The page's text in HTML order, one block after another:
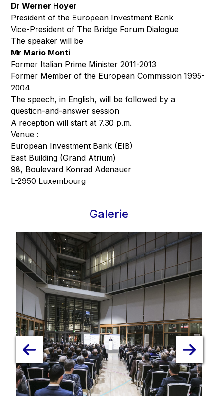
Dr Werner Hoyer
President of the European Investment Bank
Vice-President of The Bridge Forum Dialogue
The speaker will be
Mr Mario Monti
Former Italian Prime Minister 2011-2013
Former Member of the European Commission 1995-
2004
The speech, in English, will be followed by a
question-and-answer session
A reception will start at 7.30 p.m.
Venue :
European Investment Bank (EIB)
East Building (Grand Atrium)
98, Boulevard Konrad Adenauer
L-2950 Luxembourg
Galerie